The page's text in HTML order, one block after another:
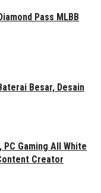
Pass MLBB
Besar, Desain
Gaming All White
Creator